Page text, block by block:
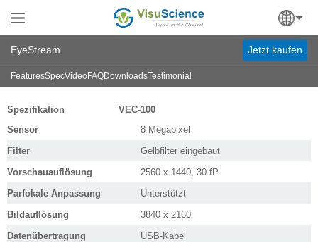
EyeStream Jetzt kaufen
FeaturesSpecVideo FAQDownloadsTestimonial
Spezifikation VEC-100
Sensor
8 Megapixel
Filter
Gelbfilter eingebaut
Vorschauauflösung
2560 x 1440, 30 fP
Parfokale Anpassung
Unterstützt
Bildauflösung
3840 x 2160
Datenübertragung
USB-Kabel